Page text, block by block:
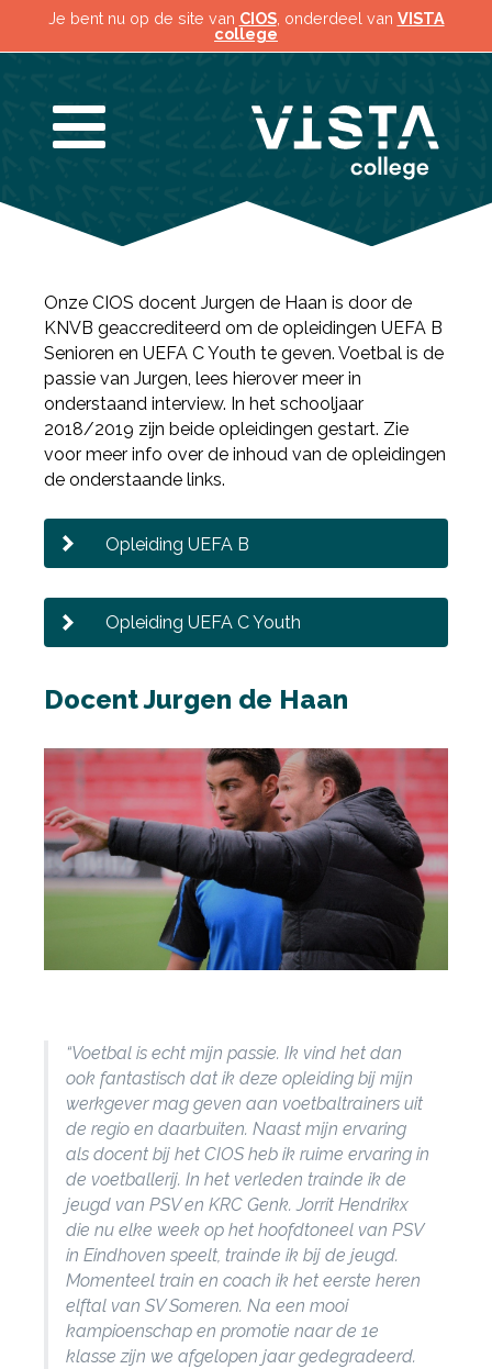
Je bent nu op de site van CIOS, onderdeel van VISTA
college
Onze CIOS docent Jurgen de Haan is door de
KNVB geaccrediteerd om de opleidingen UEFA B
Senioren en UEFA C Youth te geven. Voetbal is de
passie van Jurgen, lees hierover meer in
onderstaand interview. In het schooljaar
2018/2019 zijn beide opleidingen gestart. Zie
voor meer info over de inhoud van de opleidingen
de onderstaande links.
Opleiding UEFA B
Opleiding UEFA C Youth
Docent Jurgen de Haan
“Voetbal is echt mijn passie. Ik vind het dan
ook fantastisch dat ik deze opleiding bij mijn
werkgever mag geven aan voetbaltrainers uit
de regio en daarbuiten. Naast mijn ervaring
als docent bij het CIOS heb ik ruime ervaring in
de voetballerij. In het verleden trainde ik de
jeugd van PSV en KRC Genk. Jorrit Hendrikx
die nu elke week op het hoofdtoneel van PSV
in Eindhoven speelt, trainde ik bij de jeugd.
Momenteel train en coach ik het eerste heren
elftal van SV Someren. Na een mooi
kampioenschap en promotie naar de 1e
klasse zijn we afgelopen jaar gedegradeerd.
Deel via Facebook
Deel via Twitter